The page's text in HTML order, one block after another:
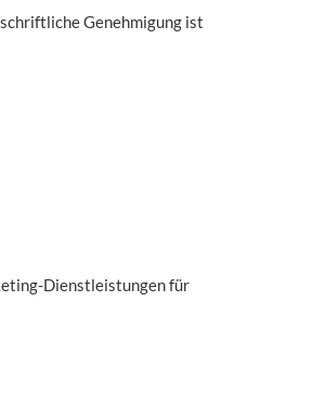
Genehmigung ist
Dienstleistungen für